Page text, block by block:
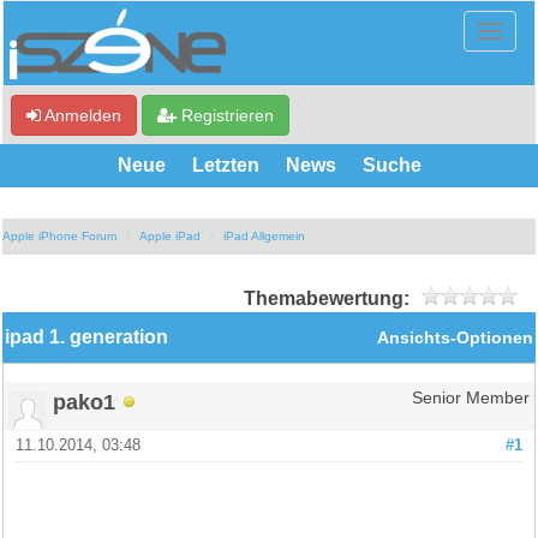
Anmelden Registrieren
Neue Letzten News Suche
Apple iPhone Forum Apple iPad iPad Allgemein
Themabewertung:
Ansichts-Optionen
ipad 1. generation
pako1 Senior Member
#1
11.10.2014, 03:48